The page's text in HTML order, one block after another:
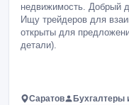
недвижимость. Добрый
Ищу трейдеров для
открыты для
детали).
Саратов Бухгалтеры